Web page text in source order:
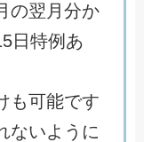
の翌月分か
日特例あ
も可能です
ないように